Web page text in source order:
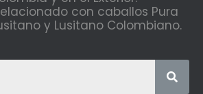
con caballos Pura
y Lusitano Colombiano.